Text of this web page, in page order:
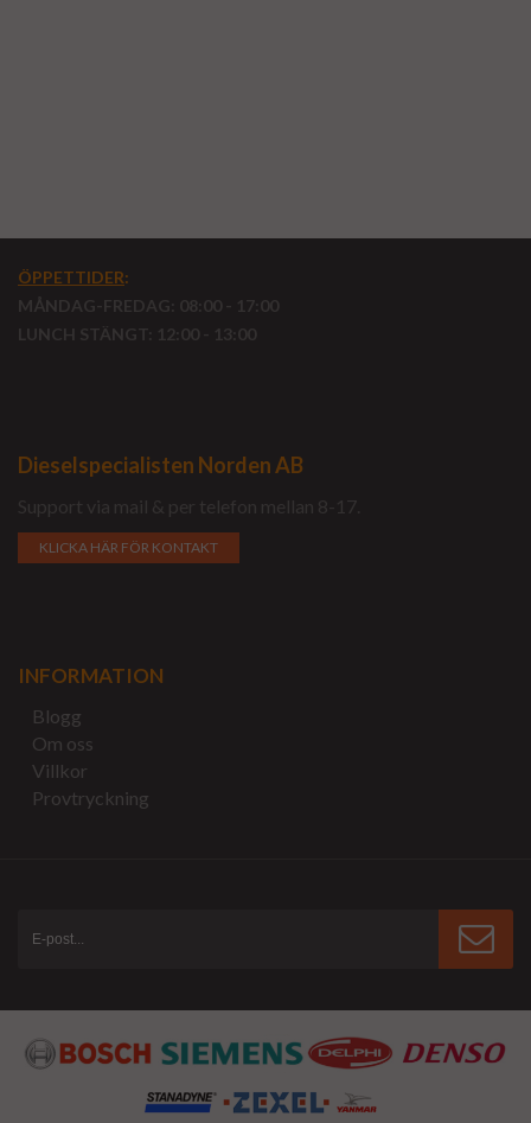
ÖPPETTIDER:
MÅNDAG-FREDAG: 08:00 - 17:00
LUNCH STÄNGT: 12:00 - 13:00
Dieselspecialisten Norden AB
Support via mail & per telefon mellan 8-17.
KLICKA HÄR FÖR KONTAKT
INFORMATION
Blogg
Om oss
Villkor
Provtryckning